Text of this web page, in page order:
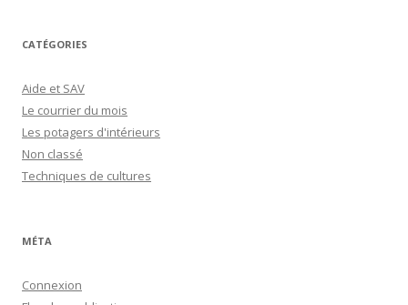
CATÉGORIES
Aide et SAV
Le courrier du mois
Les potagers d'intérieurs
Non classé
Techniques de cultures
MÉTA
Connexion